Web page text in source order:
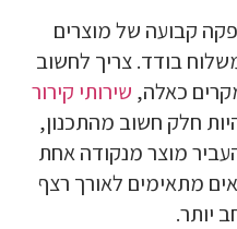
קבועה של מוצרים
בודד. צריך לחשוב
כאלה, שירותי קירור
חלק חשוב מהתכנון,
מוצר מנקודה אחת
מתאימים לאורך רצף
יותר.